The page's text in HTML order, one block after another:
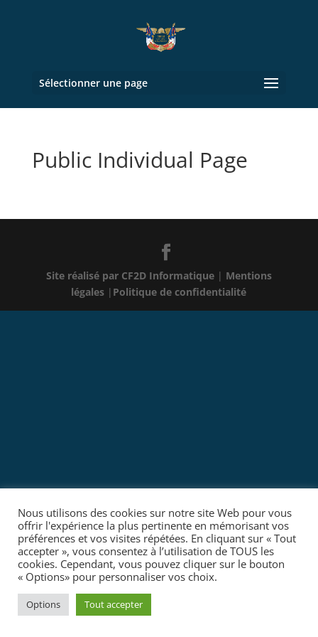
Sélectionner une page
Public Individual Page
Site réalisé par CF2D Informatique | Mentions
légales | Politique de confidentialité
Nous utilisons des cookies sur notre site Web pour vous
offrir l'expérience la plus pertinente en mémorisant vos
préférences et vos visites répétées. En cliquant sur « Tout
accepter », vous consentez à l’utilisation de TOUS les
cookies. Cependant, vous pouvez cliquer sur le bouton
« Options» pour personnaliser vos choix.
Options Tout accepter